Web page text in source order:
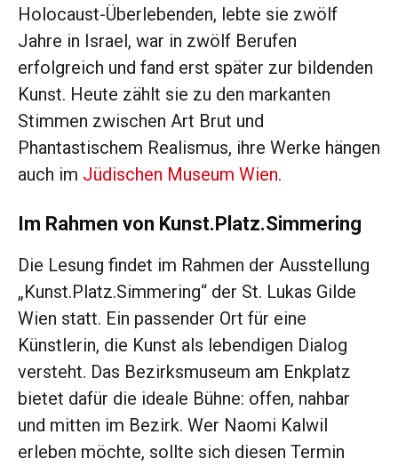
Holocaust-Überlebenden, lebte sie zwölf
Jahre in Israel, war in zwölf Berufen
erfolgreich und fand erst später zur bildenden
Kunst. Heute zählt sie zu den markanten
Stimmen zwischen Art Brut und
Phantastischem Realismus, ihre Werke hängen
auch im Jüdischen Museum Wien.
Im Rahmen von Kunst.Platz.Simmering
Die Lesung findet im Rahmen der Ausstellung
„Kunst.Platz.Simmering“ der St. Lukas Gilde
Wien statt. Ein passender Ort für eine
Künstlerin, die Kunst als lebendigen Dialog
versteht. Das Bezirksmuseum am Enkplatz
bietet dafür die ideale Bühne: offen, nahbar
und mitten im Bezirk. Wer Naomi Kalwil
erleben möchte, sollte sich diesen Termin